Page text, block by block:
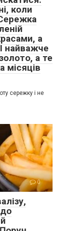
коли
а
найважче
а те
місяців
сережку і не
0